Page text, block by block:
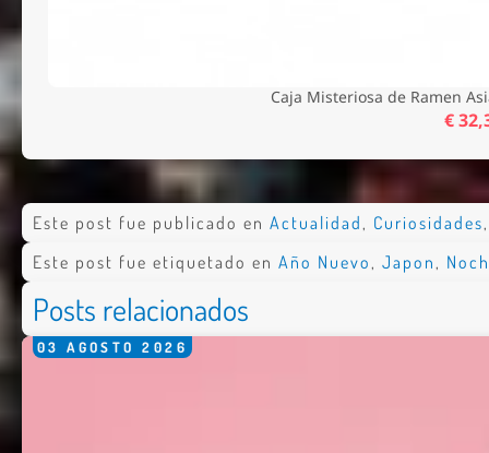
Caja Misteriosa de Ramen
€
Este post fue publicado en Actualidad , Curiosidades
Este post fue etiquetado en Año Nuevo , Japon ,
Posts relacionados
03 AGOSTO 2026